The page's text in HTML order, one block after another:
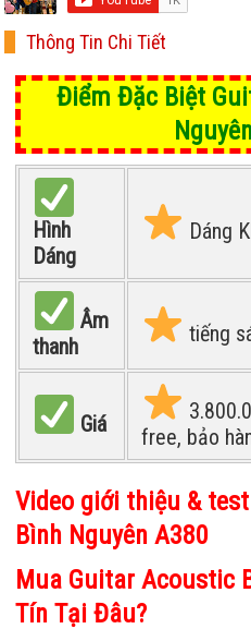
Thông Tin Chi Tiết
Điểm Đặc Biệt
Hình
Dáng
Dáng
Âm
thanh
tiếng
Giá
free, bảo
Video giới thiệu &
Bình Nguyên A380
Mua Guitar Acoustic
Tín Tại Đâu?